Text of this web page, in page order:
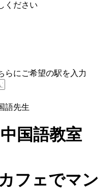
ください
らにご希望の駅を入力
語先生
国語教室
フェでマン